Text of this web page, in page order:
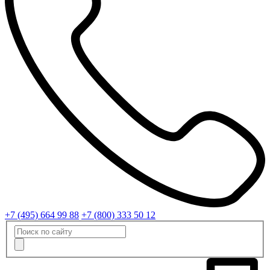
+7 (495) 664 99 88 +7 (800) 333 50 12